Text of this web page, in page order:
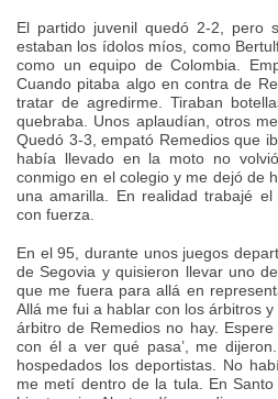
El partido juvenil quedó 2-2, pero
estaban los ídolos míos, como
como un equipo de Colombia.
Cuando pitaba algo en contra de
tratar de agredirme. Tiraban
quebraba. Unos aplaudían, otros
Quedó 3-3, empató Remedios que
había llevado en la moto no
conmigo en el colegio y me dejó de
una amarilla. En realidad trabajé
con fuerza.
En el 95, durante unos juegos
de Segovia y quisieron llevar uno
que me fuera para allá en
Allá me fui a hablar con los árbitros
árbitro de Remedios no hay.
con él a ver qué pasa’, me
hospedados los deportistas. No
me metí dentro de la tula. En